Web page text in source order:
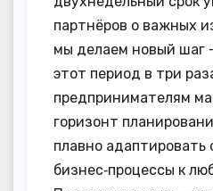
партнёров о важных
мы делаем новый шаг
этот период в три
предпринимателям
горизонт
плавно адаптировать
бизнес‑процессы к